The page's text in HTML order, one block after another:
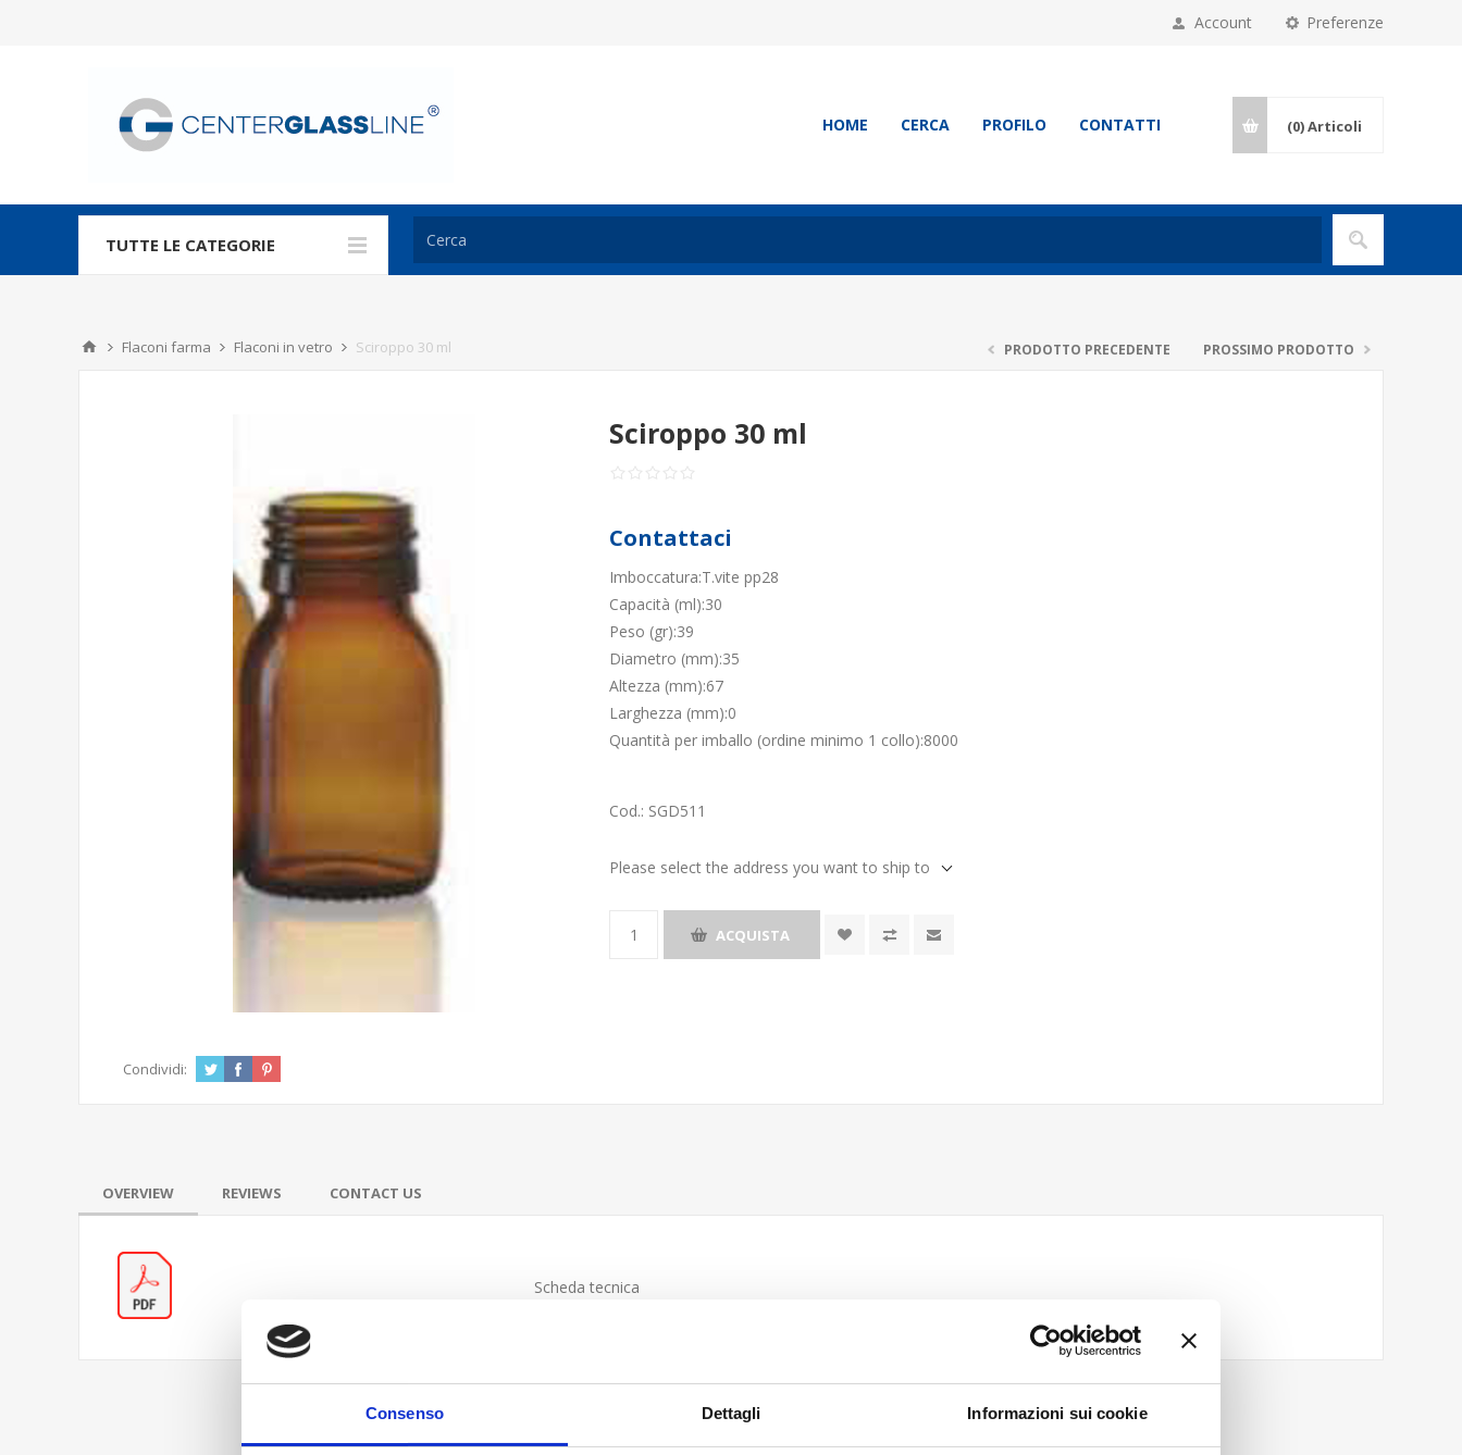
Consenso Dettagli Informazioni sui cookie
Preferenze
Account
HOME CERCA PROFILO CONTATTI (0)Articoli
TUTTE LE CATEGORIE
Flaconi farma Flaconi in vetro Sciroppo 30 ml PRODOTTO PRECEDENTE PROSSIMO PRODOTTO
Sciroppo 30 ml
Contattaci
Imboccatura:T.vite pp28
Capacità (ml):30
Peso (gr):39
Diametro (mm):35
Altezza (mm):67
Larghezza (mm):0
Quantità per imballo (ordine minimo 1 collo):8000
Cod.: SGD511
Please select the address you want to ship to
ACQUISTA
Condividi:
OVERVIEW REVIEWS CONTACT US
Scheda tecnica